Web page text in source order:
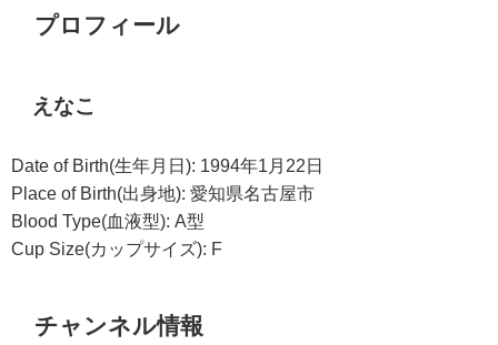
プロフィール
えなこ
Date of Birth(生年月日): 1994年1月22日
Place of Birth(出身地): 愛知県名古屋市
Blood Type(血液型): A型
Cup Size(カップサイズ): F
チャンネル情報